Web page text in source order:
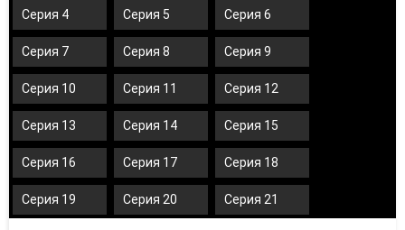
Серия 4 Серия 5 Серия 6
Серия 7 Серия 8 Серия 9
Серия 10 Серия 11 Серия 12
Серия 13 Серия 14 Серия 15
Серия 16 Серия 17 Серия 18
Серия 19 Серия 20 Серия 21